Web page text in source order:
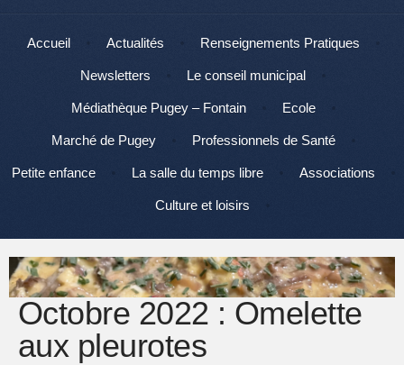
Menu
Aller au contenu
Accueil Actualités Renseignements Pratiques
Newsletters Le conseil municipal
Médiathèque Pugey – Fontain Ecole
Marché de Pugey Professionnels de Santé
Petite enfance La salle du temps libre Associations
Culture et loisirs
Octobre 2022 : Omelette
aux pleurotes